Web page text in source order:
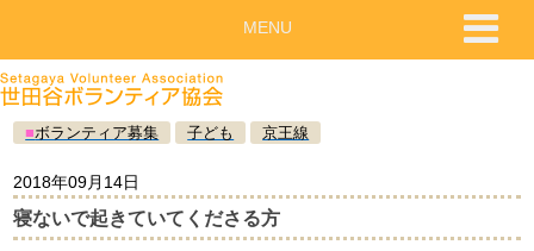
■ボランティア募集 子ども 京王線
2018年09月14日
寝ないで起きていてくださる方
MENU